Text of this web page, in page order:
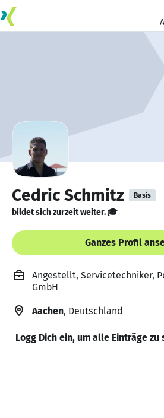
Cedric Schmitz Basis
bildet sich zurzeit weiter. 🎓
Ganzes Profil
Angestellt, Servicetechniker,
GmbH
Aachen, Deutschland
Logg Dich ein, um alle Einträge zu